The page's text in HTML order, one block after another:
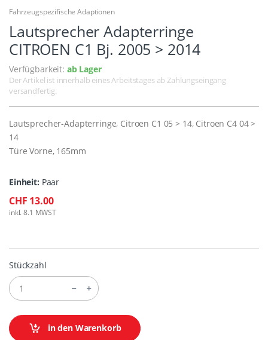
Fahrzeugspezifische Adaptionen
Lautsprecher Adapterringe
CITROEN C1 Bj. 2005 > 2014
Verfügbarkeit: ab Lager
Der Artikel ist innerhalb eines Arbeitstages ab Zahlungseingang
versandfertig.
Lautsprecher-Adapterringe, Citroen C1 05 > 14, Citroen C4 04 >
14
Türe Vorne, 165mm
Einheit: Paar
CHF 13.00
inkl. 8.1 MWST
Stückzahl
in den Warenkorb